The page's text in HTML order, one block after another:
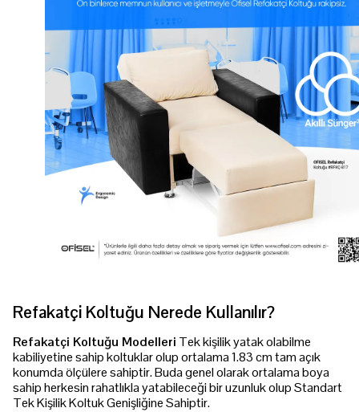
Refakatçi Koltuğu Nerede Kullanılır?
Refakatçi Koltuğu Modelleri Tek kişilik yatak olabilme
kabiliyetine sahip koltuklar olup ortalama 1.83 cm tam açık
konumda ölçülere sahiptir. Buda genel olarak ortalama boya
sahip herkesin rahatlıkla yatabileceği bir uzunluk olup Standart
Tek Kişilik Koltuk Genişliğine Sahiptir.